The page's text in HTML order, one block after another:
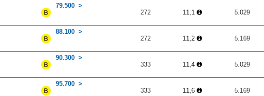
79.500
272
11,1 5.029
88.100
272
11,2 5.169
90.300
333
11,4 5.029
95.700
333
11,6 5.169